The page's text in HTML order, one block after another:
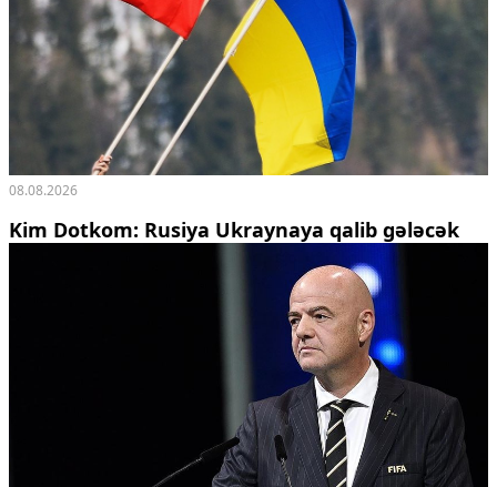
08.08.2026
Kim Dotkom: Rusiya Ukraynaya qalib gələcək